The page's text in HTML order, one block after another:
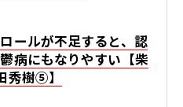
ールが不足すると、認
病にもなりやすい【柴
秀樹⑤】